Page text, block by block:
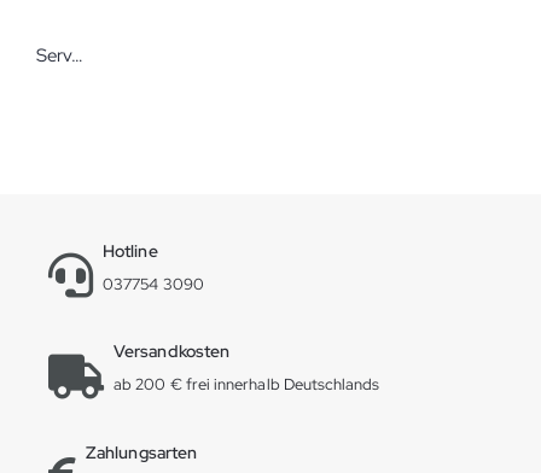
Servoprax Aufschiebbare Griffpolster
Hotline
037754 3090
Versandkosten
ab 200 € frei innerhalb Deutschlands
Zahlungsarten